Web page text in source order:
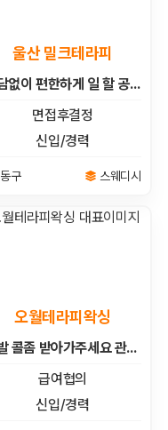
울산 밀크테라피
부담없이 편한하게 일 할 공주님 모셔요
면접후결정
신입/경력
동구 스웨디시
오월테라피왁싱
제발 콜좀 받아가주세요 관리사님들 !!
급여협의
신입/경력